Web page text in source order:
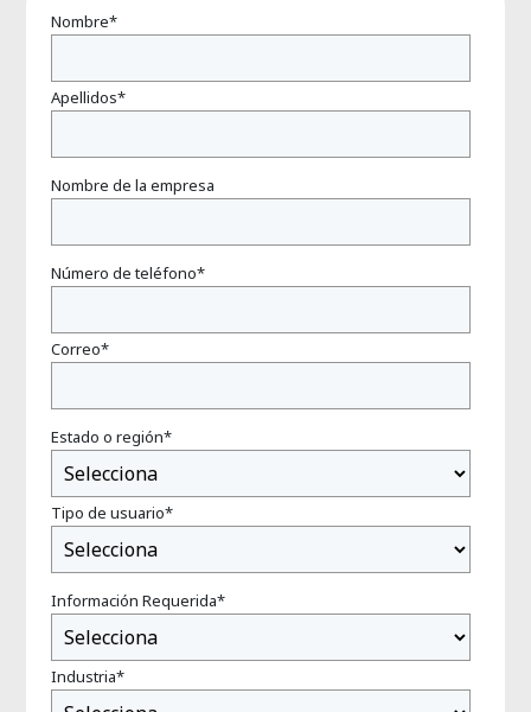
Nombre*
Apellidos*
Nombre de la empresa
Número de teléfono*
Correo*
Estado o región*
Tipo de usuario*
Información Requerida*
Industria*